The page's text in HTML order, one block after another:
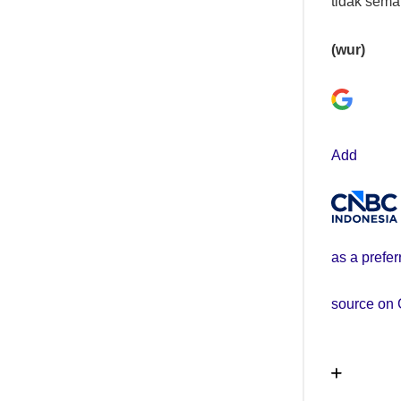
(wur)
Add
as a
source on